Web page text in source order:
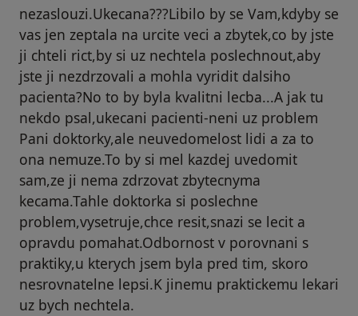
nezaslouzi.Ukecana???Libilo by se Vam,kdyby se
vas jen zeptala na urcite veci a zbytek,co by jste
ji chteli rict,by si uz nechtela poslechnout,aby
jste ji nezdrzovali a mohla vyridit dalsiho
pacienta?No to by byla kvalitni lecba...A jak tu
nekdo psal,ukecani pacienti-neni uz problem
Pani doktorky,ale neuvedomelost lidi a za to
ona nemuze.To by si mel kazdej uvedomit
sam,ze ji nema zdrzovat zbytecnyma
kecama.Tahle doktorka si poslechne
problem,vysetruje,chce resit,snazi se lecit a
opravdu pomahat.Odbornost v porovnani s
praktiky,u kterych jsem byla pred tim, skoro
nesrovnatelne lepsi.K jinemu praktickemu lekari
uz bych nechtela.